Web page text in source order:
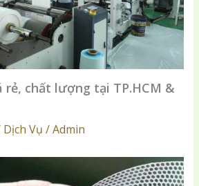
chất lượng tại TP.HCM &
Vụ / Admin